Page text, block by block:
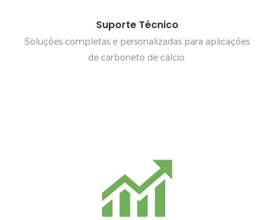
Suporte Técnico
Soluções completas e personalizadas para aplicações
de carboneto de cálcio.